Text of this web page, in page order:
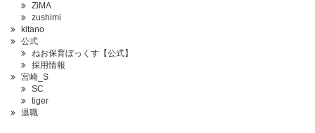
ZiMA
zushimi
kitano
公式
ねお保育ぼっくす【公式】
採用情報
宮崎_S
SC
tiger
退職